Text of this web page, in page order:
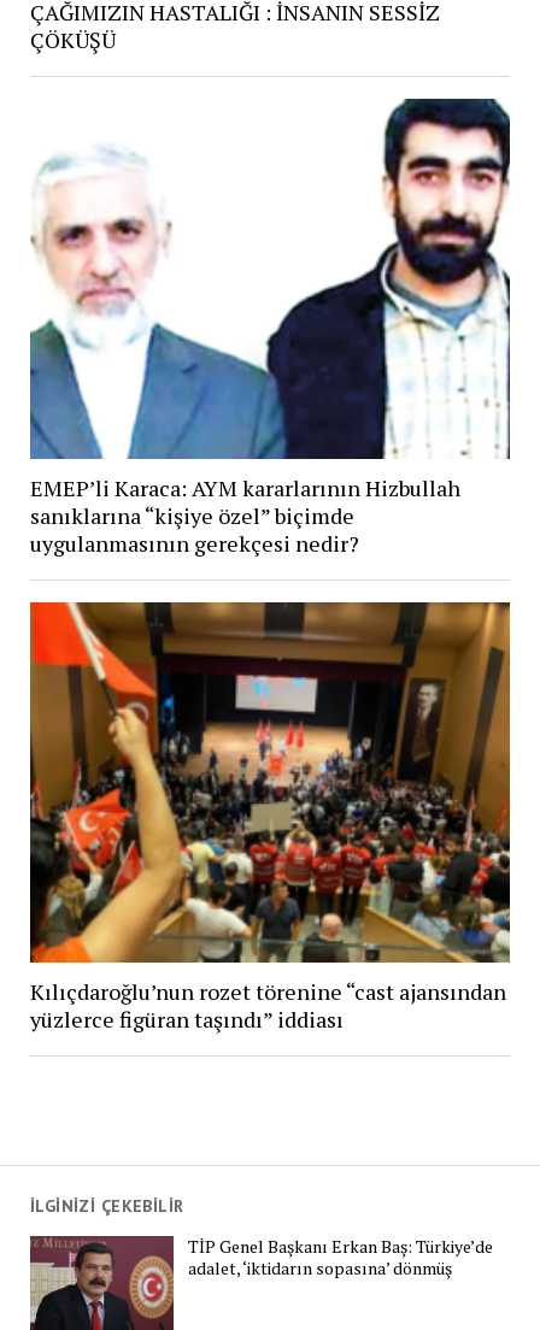
İLGİNİZİ ÇEKEBİLİR
TİP Genel Başkanı Erkan Baş: Türkiye’de
adalet, ‘iktidarın sopasına’ dönmüş
ÇAĞIMIZIN HASTALIĞI : İNSANIN SESSİZ
ÇÖKÜŞÜ
EMEP’li Karaca: AYM kararlarının Hizbullah
sanıklarına “kişiye özel” biçimde
uygulanmasının gerekçesi nedir?
Kılıçdaroğlu’nun rozet törenine “cast ajansından
yüzlerce figüran taşındı” iddiası